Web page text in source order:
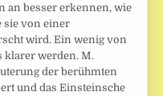
an besser erkennen, wie
sie von einer
wird. Ein wenig von
klarer werden. M.
der berühmten
und das Einsteinsche